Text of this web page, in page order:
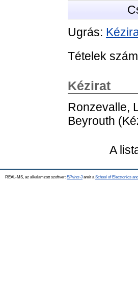
Ugrás:
Tételek
Kézirat
Ronzevalle,
Beyrouth
A
REAL-MS, az alkalamzott szoftver: EPrints 3amit a School of Electronics